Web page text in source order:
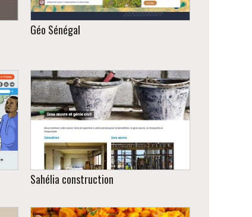
Portail national de l’infrastructure des
données géospatiales du Sénégal
Géo Sénégal
Sahélia construction